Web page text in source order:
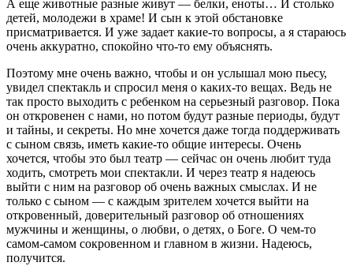
А еще животные разные живут — белки, еноты… И столько
детей, молодежи в храме! И сын к этой обстановке
присматривается. И уже задает какие-то вопросы, а я стараюсь
очень аккуратно, спокойно что-то ему объяснять.
Поэтому мне очень важно, чтобы и он услышал мою пьесу,
увидел спектакль и спросил меня о каких-то вещах. Ведь не
так просто выходить с ребенком на серьезный разговор. Пока
он откровенен с нами, но потом будут разные периоды, будут
и тайны, и секреты. Но мне хочется даже тогда поддерживать
с сыном связь, иметь какие-то общие интересы. Очень
хочется, чтобы это был театр — сейчас он очень любит туда
ходить, смотреть мои спектакли. И через театр я надеюсь
выйти с ним на разговор об очень важных смыслах. И не
только с сыном — с каждым зрителем хочется выйти на
откровенный, доверительный разговор об отношениях
мужчины и женщины, о любви, о детях, о Боге. О чем-то
самом-самом сокровенном и главном в жизни. Надеюсь,
получится.